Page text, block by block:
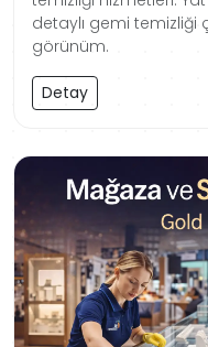
detaylı gemi temizliği
görünüm.
Detay